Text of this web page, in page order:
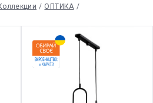
ОПТИКА